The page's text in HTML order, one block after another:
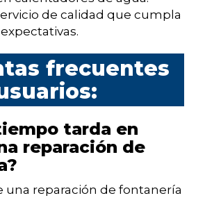
de calidad que cumpla
frecuentes
tarda en
reparación de
una reparación de fontanería